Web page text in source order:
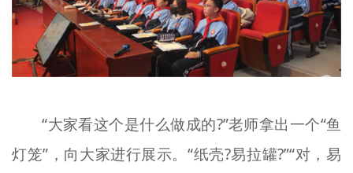
“大家看这个是什么做成的?”老师拿出一个“鱼
灯笼”，向大家进行展示。“纸壳?易拉罐?”“对，易